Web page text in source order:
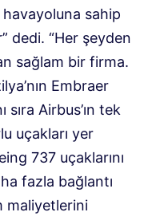
sahip
dedi. “Her şeyden
sağlam bir firma.
Embraer
sıra Airbus’ın tek
uçakları yer
737 uçaklarını
fazla bağlantı
maliyetlerini